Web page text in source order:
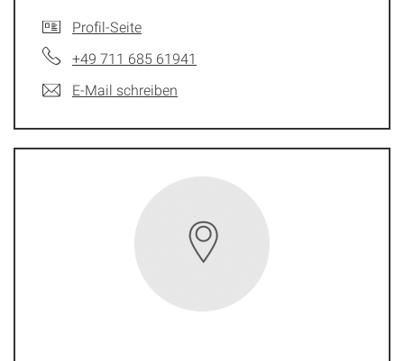
Profil-Seite
+49 711 685 61941
E-Mail schreiben